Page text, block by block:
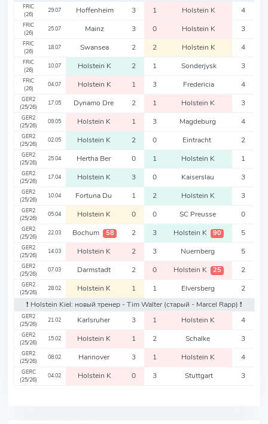
FRIC
(26)
29.07 Hoffenheim 3 1 Holstein K 4
FRIC
(26)
25.07 Mainz 3 0 Holstein K 3
FRIC
(26)
18.07 Swansea 2 2 Holstein K 4
FRIC
(26)
10.07 Holstein K 2 1 Sonderjysk 3
FRIC
(26)
04.07 Holstein K 1 3 Fredericia 4
GER2
(25/26)
17.05 Dynamo Dre 2 1 Holstein K 3
GER2
(25/26)
09.05 Holstein K 1 3 Magdeburg 4
GER2
(25/26)
02.05 Holstein K 2 0 Eintracht 2
GER2
(25/26)
25.04 Hertha Ber 0 1 Holstein K 1
GER2
(25/26)
17.04 Holstein K 3 0 Kaiserslau 3
GER2
(25/26)
10.04 Fortuna Du 1 2 Holstein K 3
GER2
(25/26)
05.04 Holstein K 0 0 SC Preusse 0
GER2
(25/26)
22.03 Bochum 58 2 3 Holstein K 90 5
GER2
(25/26)
14.03 Holstein K 2 3 Nuernberg 5
GER2
(25/26)
07.03 Darmstadt 2 0 Holstein K 25 2
GER2
(25/26)
28.02 Holstein K 1 1 Elversberg
2
❗️ Holstein Kiel: новый тренер - Tim Walter(старый - Marcel Rapp) ❗️
GER2
(25/26)
21.02 Karlsruher 3 1 Holstein K 4
GER2
(25/26)
15.02 Holstein K 1 2 Schalke 3
GER2
(25/26)
08.02 Hannover 3 1 Holstein K 4
GERC
(25/26)
04.02 Holstein K 0 3 Stuttgart 3